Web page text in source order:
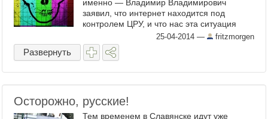
именно — Владимир Владимирович
заявил, что интернет находится под
контролем ЦРУ, и что нас эта ситуация
больше не устраивает. Вообще,
рекомендую просмотреть видео целиком.
...
25-04-2014 — fritzmorgen
Развернуть
Осторожно, русские!
Тем временем в Славянске идут уже